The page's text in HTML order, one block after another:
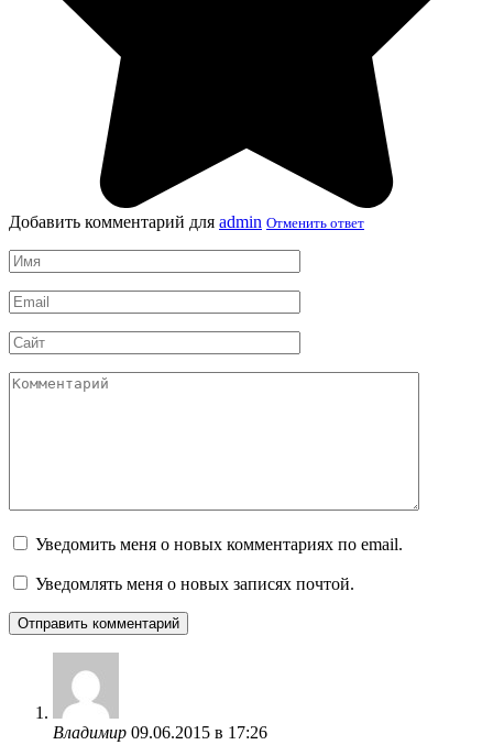
Добавить комментарий для admin Отменить ответ
Имя
*
Email
*
Сайт
Комментарий
Уведомить меня о новых комментариях по email.
Уведомлять меня о новых записях почтой.
Владимир 09.06.2015 в 17:26